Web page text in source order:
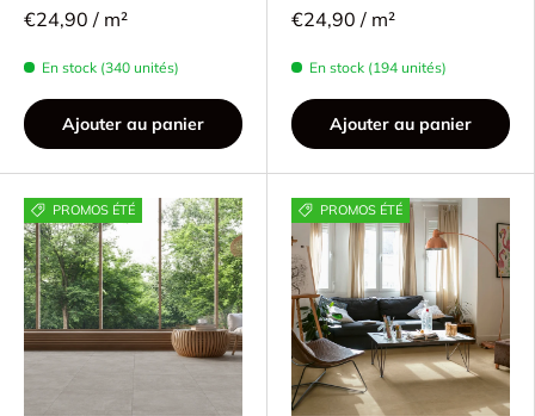
€24,90 / m²
En stock (340 unités)
Ajouter au panier
€24,90 / m²
En stock (194 unités)
Ajouter au panier
PROMOS ÉTÉ PROMOS ÉTÉ